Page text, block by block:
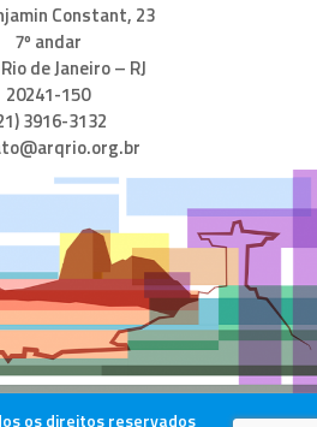
Constant, 23
7º andar
de Janeiro – RJ
20241-150
3916-3132
os direitos reservados